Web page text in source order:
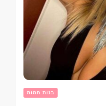
בנות חמות